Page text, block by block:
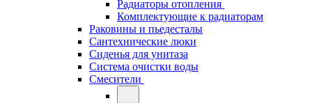
Радиаторы отопления
Комплектующие к радиаторам
Раковины и пьедесталы
Сантехнические люки
Сиденья для унитаза
Система очистки воды
Смесители